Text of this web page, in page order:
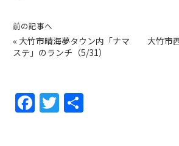
前の記事へ
« 大竹市晴海夢タウン内「ナマ
ステ」のランチ（5/31）
大竹市
F
a
T
w